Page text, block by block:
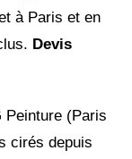
à Paris et en
Devis
Peinture (Paris
cirés depuis